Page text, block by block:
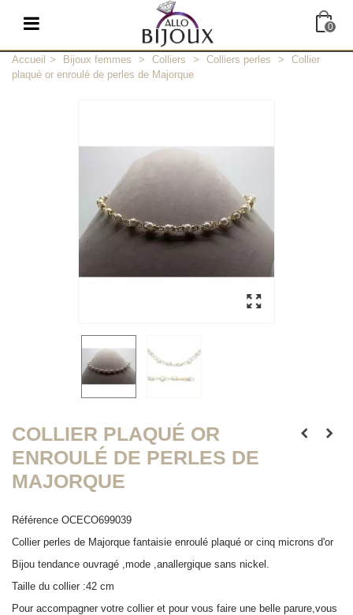
0
Accueil > Bijoux femmes > Colliers > Colliers perles >
Collier
plaqué or enroulé de perles de Majorque
COLLIER PLAQUÉ OR
ENROULÉ DE PERLES DE
MAJORQUE
Référence OCECO699039
Collier perles de Majorque fantaisie enroulé plaqué or cinq microns d'or
Bijou tendance ouvragé ,mode ,anallergique sans nickel.
Taille du collier :42 cm
Pour accompagner votre collier et pour vous faire une belle parure,vous